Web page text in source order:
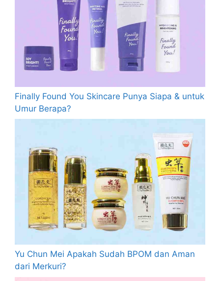
Finally Found You Skincare Punya Siapa & untuk
Umur Berapa?
Yu Chun Mei Apakah Sudah BPOM dan Aman
dari Merkuri?